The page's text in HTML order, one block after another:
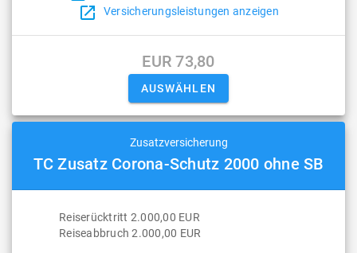
open_in_new Versicherungsleistungen anzeigen
EUR 73,80
Zusatzversicherung
TC Zusatz Corona-Schutz 2000 ohne SB
Reiserücktritt 2.000,00 EUR
Reiseabbruch 2.000,00 EUR